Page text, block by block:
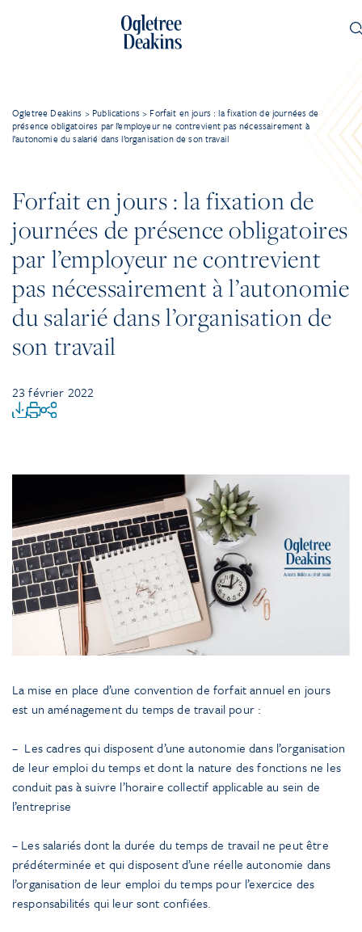
Ogletree Deakins > Publications > Forfait en jours : la fixation de journées de
présence obligatoires par l’employeur ne contrevient pas nécessairement à
l’autonomie du salarié dans l’organisation de son travail
Forfait en jours : la fixation de
journées de présence obligatoires
par l’employeur ne contrevient
pas nécessairement à l’autonomie
du salarié dans l’organisation de
son travail
23 février 2022
La mise en place d’une convention de forfait annuel en jours
est un aménagement du temps de travail pour :
– Les cadres qui disposent d’une autonomie dans l’organisation
de leur emploi du temps et dont la nature des fonctions ne les
conduit pas à suivre l’horaire collectif applicable au sein de
l’entreprise
– Les salariés dont la durée du temps de travail ne peut être
prédéterminée et qui disposent d’une réelle autonomie dans
l’organisation de leur emploi du temps pour l’exercice des
responsabilités qui leur sont confiées.